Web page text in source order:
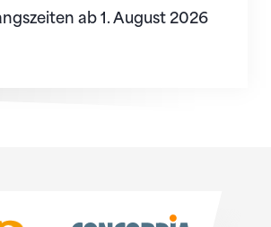
ab 1. August 2026